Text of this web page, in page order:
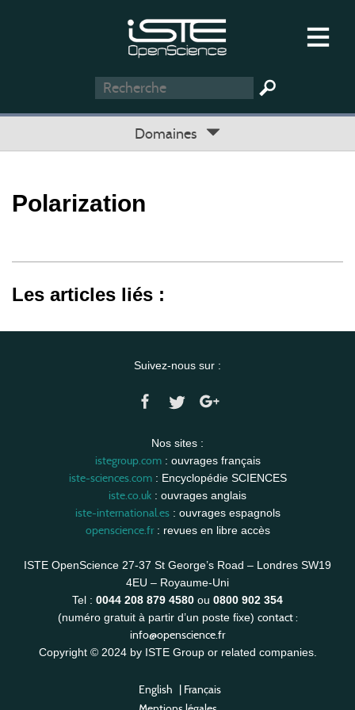
Domaines
Polarization
Les articles liés :
Suivez-nous sur :
Nos sites :
istegroup.com: ouvrages français
iste-sciences.com: Encyclopédie SCIENCES
iste.co.uk : ouvrages anglais
iste-international.es: ouvrages espagnols
openscience.fr: revues en libre accès
ISTE OpenScience 27-37 St George’s Road – Londres SW19
4EU – Royaume-Uni
Tel : 0044 208 879 4580 ou 0800 902 354
(numéro gratuit à partir d’un poste fixe) contact :
info@openscience.fr
Copyright © 2024 by ISTE Group or related companies.
English | Français